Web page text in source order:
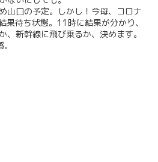
山口の予定。しかし！今母、コロナ
果待ち状態。11時に結果が分かり、
、新幹線に飛び乗るか、決めます。